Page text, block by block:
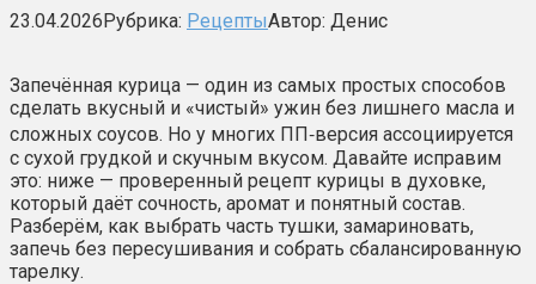
23.04.2026Рубрика: РецептыАвтор: Денис
Запечённая курица — один из самых простых способов
сделать вкусный и «чистый» ужин без лишнего масла и
сложных соусов. Но у многих ПП‑версия ассоциируется
с сухой грудкой и скучным вкусом. Давайте исправим
это: ниже — проверенный рецепт курицы в духовке,
который даёт сочность, аромат и понятный состав.
Разберём, как выбрать часть тушки, замариновать,
запечь без пересушивания и собрать сбалансированную
тарелку.